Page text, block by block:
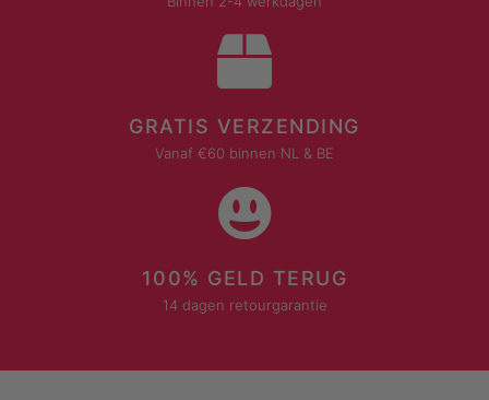
GRATIS VERZENDING
Vanaf €60 binnen NL & BE
100% GELD TERUG
14 dagen retourgarantie